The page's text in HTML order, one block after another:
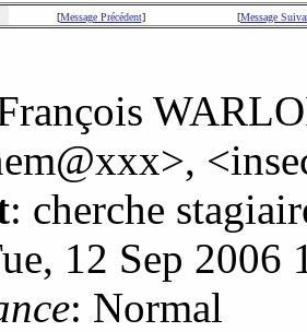
[Message Précédent] [Message
: cherche
12 Sep 2006
: Normal